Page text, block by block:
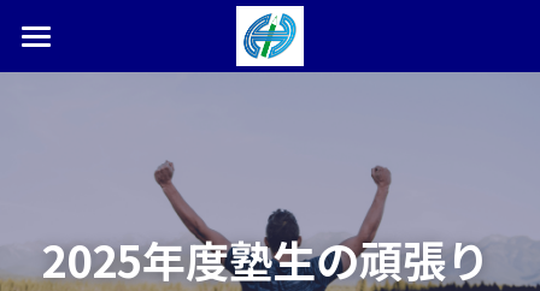
ホーム
本松学習塾とは
合格体験記・実績
2025年度塾生の頑張り